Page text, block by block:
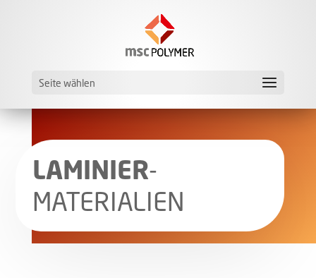
Seite wählen
LAMINIER­­­
MATERIALIEN